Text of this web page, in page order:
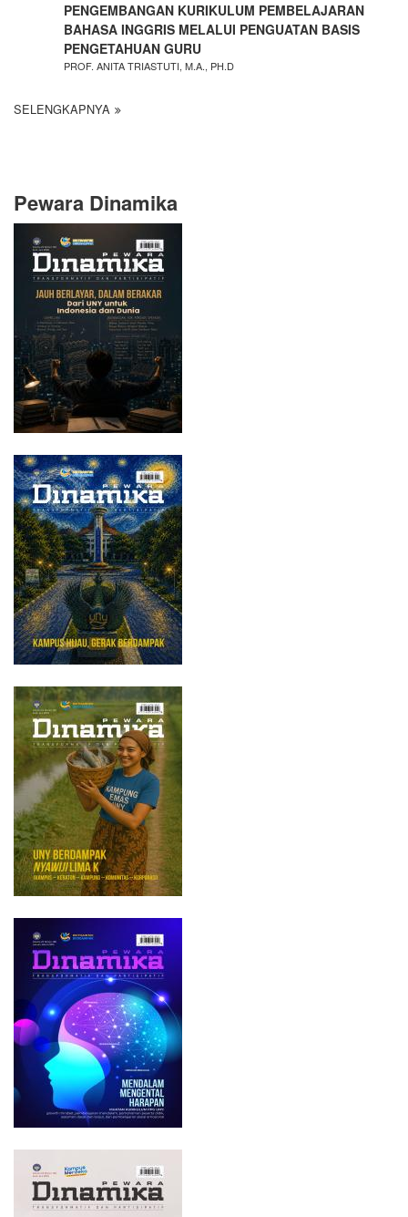
PENGEMBANGAN KURIKULUM PEMBELAJARAN
BAHASA INGGRIS MELALUI PENGUATAN BASIS
PENGETAHUAN GURU
PROF. ANITA TRIASTUTI, M.A., PH.D
SELENGKAPNYA
Pewara Dinamika